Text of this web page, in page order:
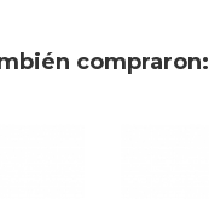
compraron: